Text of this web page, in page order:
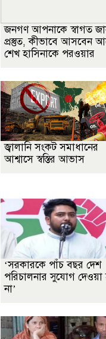
জনগণ আপনাকে স্বাগত
প্রস্তুত, কীভাবে আসবেন
শেখ হাসিনাকে পরওয়ার
জ্বালানি সংকট সমাধানের
আশ্বাসে স্বস্তির আভাস
‘সরকারকে পাঁচ বছর দেশ
পরিচালনার সুযোগ দেওয়া
না’